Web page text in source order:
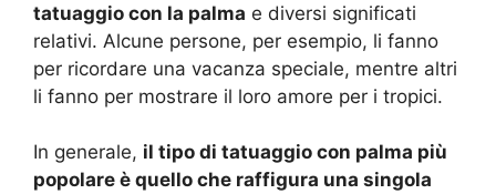
tatuaggio con la palma e diversi significati
relativi. Alcune persone, per esempio, li fanno
per ricordare una vacanza speciale, mentre altri
li fanno per mostrare il loro amore per i tropici.
In generale, il tipo di tatuaggio con palma più
popolare è quello che raffigura una singola